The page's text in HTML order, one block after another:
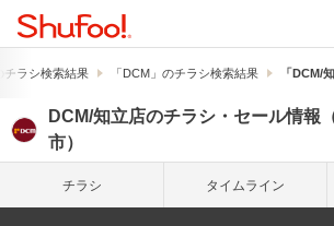
チラシ検索結果 「DCM」のチラシ検索結果 「DCM/
DCM/知立店のチラシ・セール情報
市）
チラシ タイム ライン